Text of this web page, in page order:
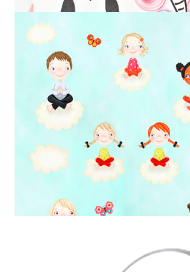
Тактильная игра «Волшебная
коробочка» для детей
Простая поделка в